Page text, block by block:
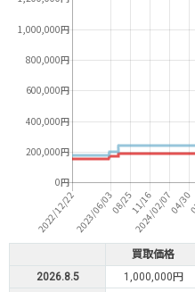
買取価格
2026.8.5
1,000,000円